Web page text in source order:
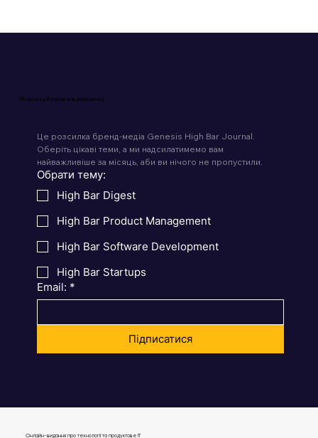
Підписуйтеся на розсилку
Це розсилка бренд-медіа Genesis High Bar Journal.
Оберіть цікаві теми, а ми надсилатимемо вам
найважливіше за місяць, аби ви нічого не пропустили.
Обрати тему:
High Bar Digest
High Bar Product Management
High Bar Software Development
High Bar Startups
Email: *
Підписатися
Онлайн-видання про технології та продуктове IT